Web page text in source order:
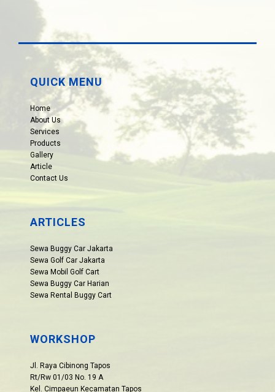
QUICK MENU
Home
About Us
Services
Products
Gallery
Article
Contact Us
ARTICLES
Sewa Buggy Car Jakarta
Sewa Golf Car Jakarta
Sewa Mobil Golf Cart
Sewa Buggy Car Harian
Sewa Rental Buggy Cart
WORKSHOP
Jl. Raya Cibinong Tapos
Rt/Rw 01/03 No. 19 A
Kel. Cimpaeun Kecamatan Tapos